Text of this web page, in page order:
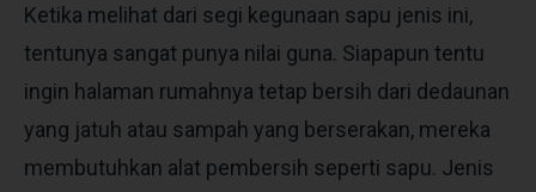
Ketika melihat dari segi kegunaan sapu jenis ini,
tentunya sangat punya nilai guna. Siapapun tentu
ingin halaman rumahnya tetap bersih dari dedaunan
yang jatuh atau sampah yang berserakan, mereka
membutuhkan alat pembersih seperti sapu. Jenis